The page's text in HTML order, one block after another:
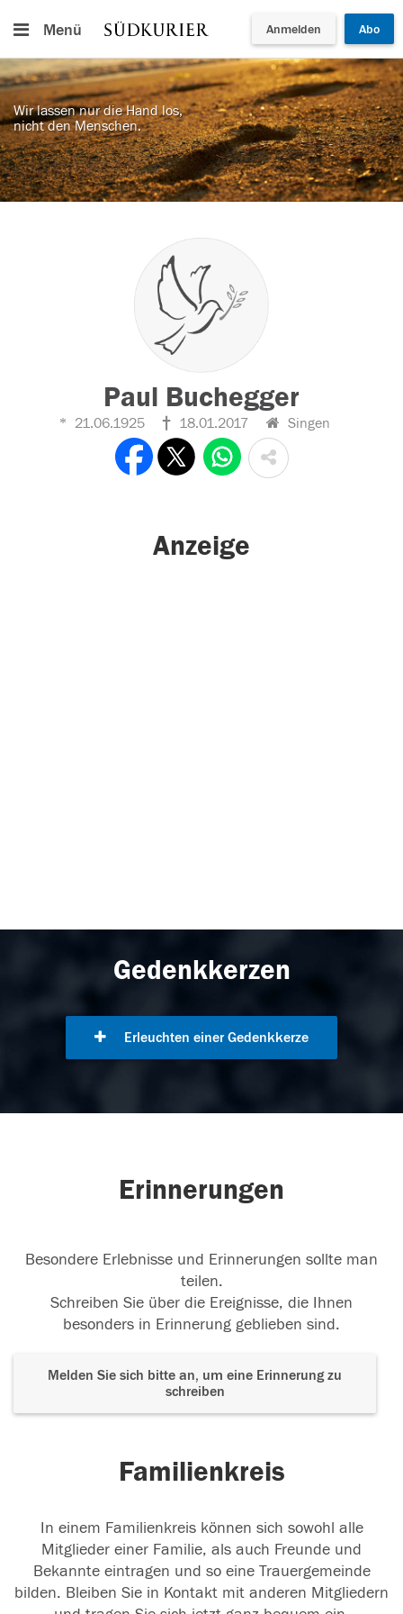
Menü Anmelden Abo
Wir lassen nur die Hand los,
nicht den Menschen.
Paul Buchegger
21.06.1925 18.01.2017 Singen
Anzeige
Gedenkkerzen
Erleuchten einer Gedenkkerze
Erinnerungen
Besondere Erlebnisse und Erinnerungen sollte man
teilen.
Schreiben Sie über die Ereignisse, die Ihnen
besonders in Erinnerung geblieben sind.
Melden Sie sich bitte an, um eine Erinnerung zu
schreiben
Familienkreis
In einem Familienkreis können sich sowohl alle
Mitglieder einer Familie, als auch Freunde und
Bekannte eintragen und so eine Trauergemeinde
bilden. Bleiben Sie in Kontakt mit anderen Mitgliedern